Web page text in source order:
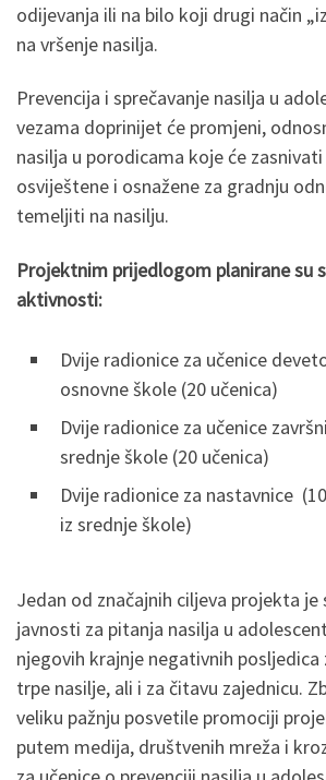
odijevanja ili na bilo koji drugi način
na vršenje nasilja.
Prevencija i sprečavanje nasilja u
vezama doprinijet će promjeni,
nasilja u porodicama koje će
osviještene i osnažene za gradnju
temeljiti na nasilju.
Projektnim prijedlogom planirane su
aktivnosti:
Dvije radionice za učenice
osnovne škole (20 učenica)
Dvije radionice za učenice
srednje škole (20 učenica)
Dvije radionice za nastavnice
iz srednje škole)
Jedan od značajnih ciljeva projekta je
javnosti za pitanja nasilja u
njegovih krajnje negativnih posljedica
trpe nasilje, ali i za čitavu zajednicu.
veliku pažnju posvetile promociji
putem medija, društvenih mreža i